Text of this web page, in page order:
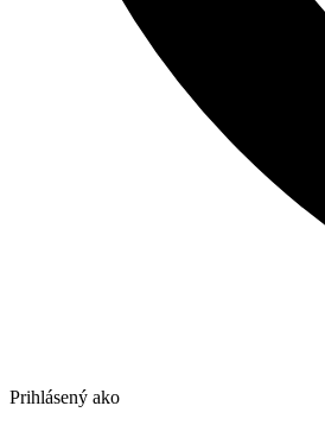
Prihlásený ako